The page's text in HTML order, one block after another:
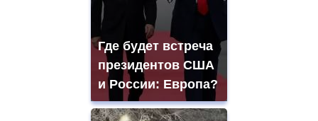
Где будет встреча
президентов США
и России: Европа?